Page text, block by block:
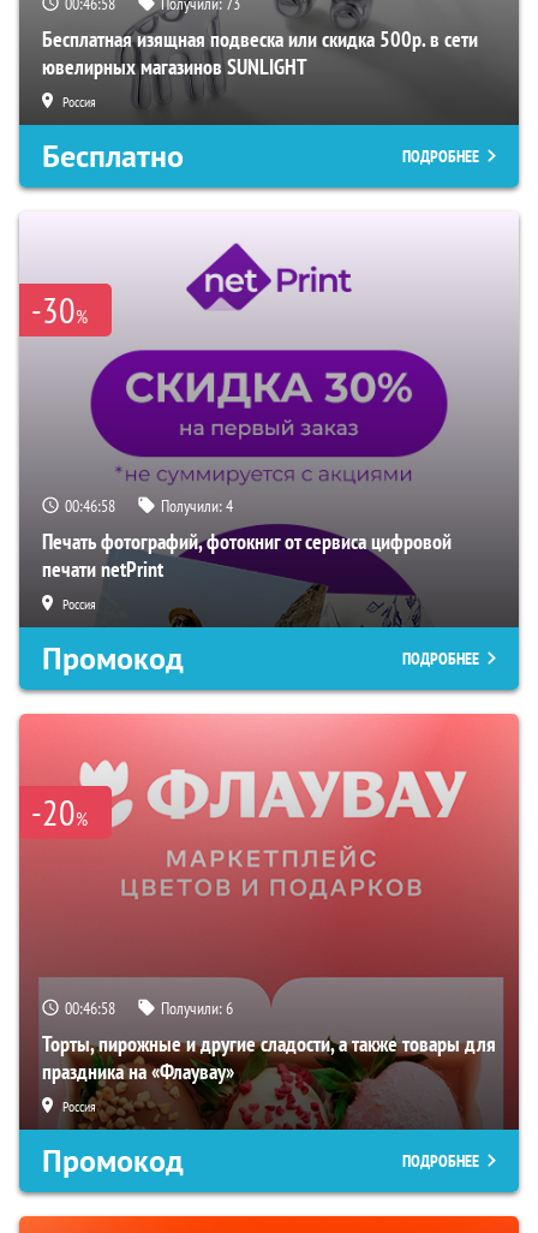
Бесплатная изящная подвеска или скидка 500р. в сети
ювелирных магазинов SUNLIGHT
Россия
Бесплатно ПОДРОБНЕЕ
-30%
00:46:57 Получили:4
Печать фотографий, фотокниг от сервиса цифровой
печати netPrint
Россия
Промокод ПОДРОБНЕЕ
-20%
00:46:57 Получили:6
Торты, пирожные и другие сладости, а также товары для
праздника на «Флаувау»
Россия
Промокод ПОДРОБНЕЕ